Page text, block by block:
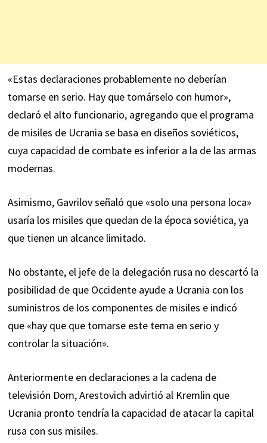
«Estas declaraciones probablemente no deberían
tomarse en serio. Hay que tomárselo con humor»,
declaró el alto funcionario, agregando que el programa
de misiles de Ucrania se basa en diseños soviéticos,
cuya capacidad de combate es inferior a la de las armas
modernas.
Asimismo, Gavrilov señaló que «solo una persona loca»
usaría los misiles que quedan de la época soviética, ya
que tienen un alcance limitado.
No obstante, el jefe de la delegación rusa no descartó la
posibilidad de que Occidente ayude a Ucrania con los
suministros de los componentes de misiles e indicó
que «hay que que tomarse este tema en serio y
controlar la situación».
Anteriormente en declaraciones a la cadena de
televisión Dom, Arestovich advirtió al Kremlin que
Ucrania pronto tendría la capacidad de atacar la capital
rusa con sus misiles.